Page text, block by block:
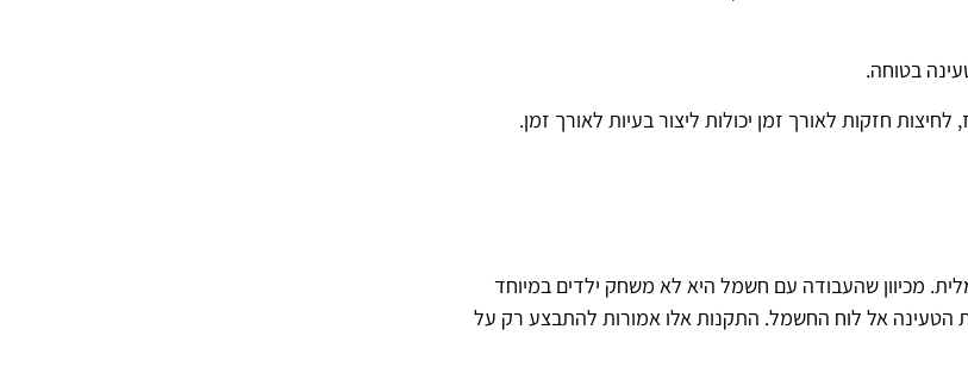
בטוחה.
חזקות לאורך זמן יכולות ליצור בעיות לאורך זמן.
מכיוון שהעבודה עם חשמל היא לא משחק ילדים במיוחד
אל לוח החשמל. התקנות אלו אמורות להתבצע רק על